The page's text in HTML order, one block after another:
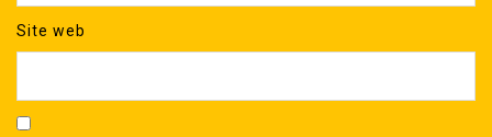
Site web